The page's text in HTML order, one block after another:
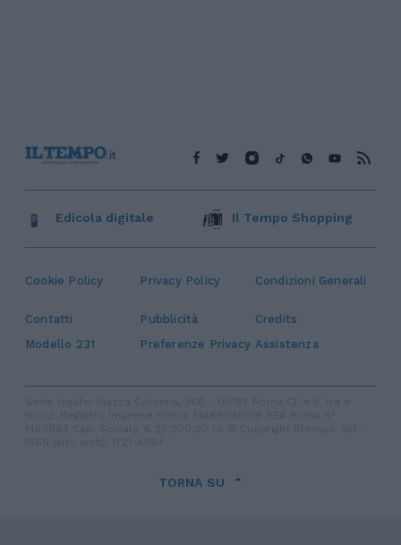
Cookie Policy Privacy Policy Condizioni Generali
Contatti Pubblicità
Credits
Modello 231
Preferenze Privacy Assistenza
Edicola digitale Il Tempo Shopping
TORNA SU